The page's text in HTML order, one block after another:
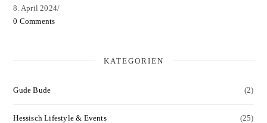
8. April 2024/
0 Comments
KATEGORIEN
Gude Bude (2)
Hessisch Lifestyle & Events (25)